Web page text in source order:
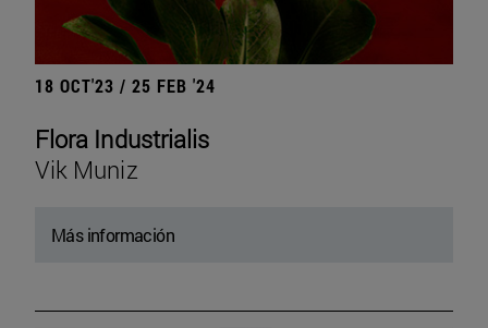
18 OCT'23 / 25 FEB '24
Flora Industrialis
Vik Muniz
Más información